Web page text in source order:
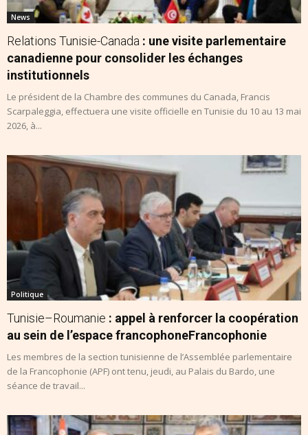
News
Relations Tunisie-Canada : une visite parlementaire
canadienne pour consolider les échanges
institutionnels
Le président de la Chambre des communes du Canada, Francis
Scarpaleggia, effectuera une visite officielle en Tunisie du 10 au 13 mai
2026, à...
Politique
Tunisie–Roumanie : appel à renforcer la coopération
au sein de l’espace francophoneFrancophonie
Les membres de la section tunisienne de l’Assemblée parlementaire
de la Francophonie (APF) ont tenu, jeudi, au Palais du Bardo, une
séance de travail...